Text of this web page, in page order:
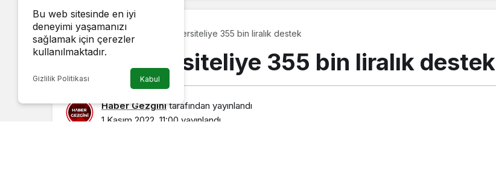
Eğitim 154 üniversiteliye 355 bin liralık destek
154 üniversiteliye 355 bin liralık destek
Haber Gezginitarafından yayınlandı
1 Kasım 2022, 11:00 yayınlandı
Bu web sitesinde en iyi
deneyimi yaşamanızı
sağlamak için çerezler
kullanılmaktadır.
Gizlilik Politikası Kabul